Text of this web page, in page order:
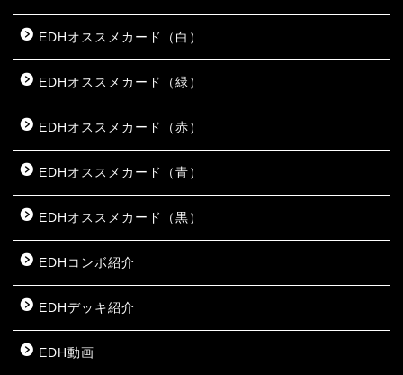
EDHオススメカード（白）
EDHオススメカード（緑）
EDHオススメカード（赤）
EDHオススメカード（青）
EDHオススメカード（黒）
EDHコンボ紹介
EDHデッキ紹介
EDH動画